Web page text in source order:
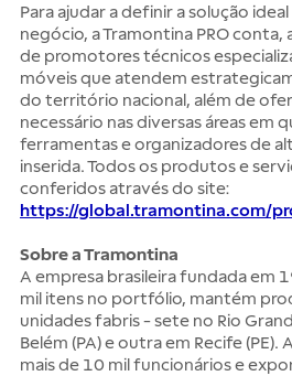
Para ajudar a definir a solução
negócio, a Tramontina PRO conta,
de promotores técnicos
móveis que atendem
do território nacional, além de
necessário nas diversas áreas em
ferramentas e organizadores de
inserida. Todos os produtos e
conferidos através do site:
https://global.tramontina.com/
Sobre a Tramontina
A empresa brasileira fundada em
mil itens no portfólio, mantém
unidades fabris - sete no Rio
Belém (PA) e outra em Recife
mais de 10 mil funcionários e